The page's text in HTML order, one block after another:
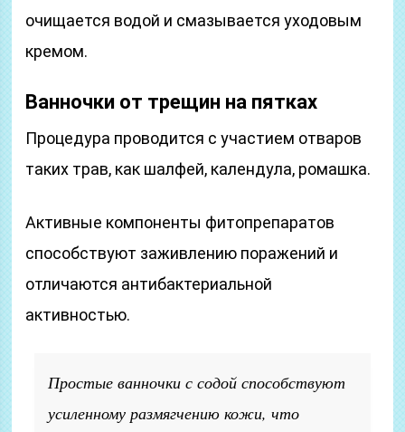
очищается водой и смазывается уходовым
кремом.
Ванночки от трещин на пятках
Процедура проводится с участием отваров
таких трав, как шалфей, календула, ромашка.
Активные компоненты фитопрепаратов
способствуют заживлению поражений и
отличаются антибактериальной
активностью.
Простые ванночки с содой способствуют
усиленному размягчению кожи, что